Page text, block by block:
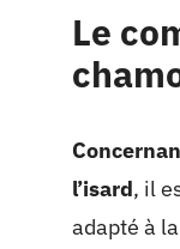
Le
l’isard, il
adapté à